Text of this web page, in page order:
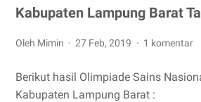
Kabupaten Lampung Barat
Oleh Mimin 27 Feb, 2019 1 komentar
Berikut hasil Olimpiade Sains
Kabupaten Lampung Barat :